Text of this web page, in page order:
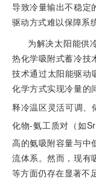
导致冷量输出不稳定
驱动方式难以保障系
为解决太阳能供
热化学吸附式蓄冷技
技术通过太阳能驱动
化学方式实现冷量的
释冷温区灵活可调、
化物-氨工质对（如
高的氨吸附容量与中
流体系。然而，现有
等方面仍存在显著不足